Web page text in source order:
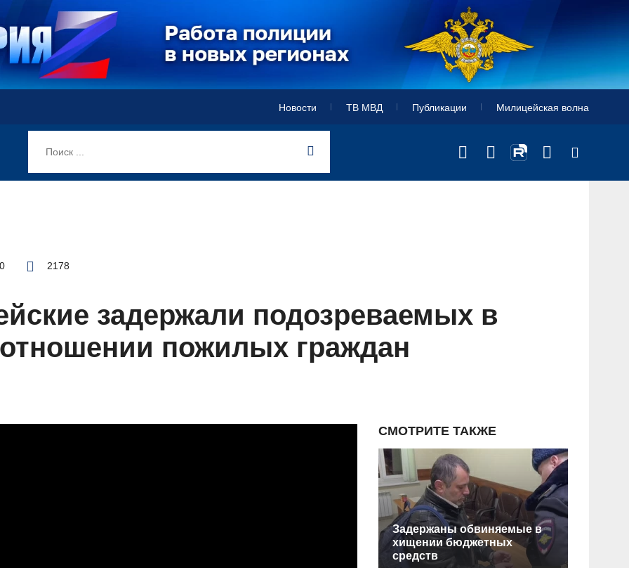
Новости ТВ МВД Публикации Милицейская волна
2178
задержали подозреваемых в
пожилых граждан
СМОТРИТЕ ТАКЖЕ
Задержаны обвиняемые в
хищении бюджетных
средств